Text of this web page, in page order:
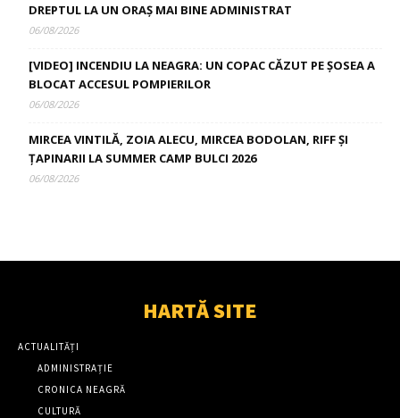
DREPTUL LA UN ORAȘ MAI BINE ADMINISTRAT
06/08/2026
[VIDEO] INCENDIU LA NEAGRA: UN COPAC CĂZUT PE ȘOSEA A
BLOCAT ACCESUL POMPIERILOR
06/08/2026
MIRCEA VINTILĂ, ZOIA ALECU, MIRCEA BODOLAN, RIFF ȘI
ȚAPINARII LA SUMMER CAMP BULCI 2026
06/08/2026
HARTĂ SITE
ACTUALITĂȚI
ADMINISTRAȚIE
CRONICA NEAGRĂ
CULTURĂ